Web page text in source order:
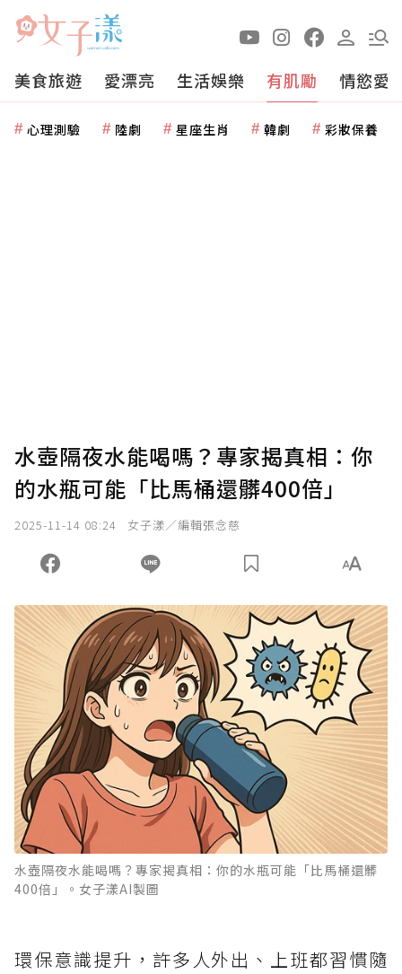
美食旅遊 愛漂亮 生活娛樂 有肌勵 情慾愛
心理測驗 陸劇 星座生肖 韓劇 彩妝保養
水壺隔夜水能喝嗎？專家揭真相：你
的水瓶可能「比馬桶還髒400倍」
2025-11-14 08:24 女子漾／編輯張念慈
水壺隔夜水能喝嗎？專家揭真相：你的水瓶可能「比馬桶還髒
400倍」。女子漾AI製圖
環保意識提升，許多人外出、上班都習慣隨